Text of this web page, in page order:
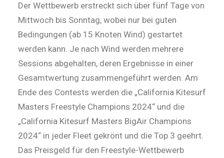
Der Wettbewerb erstreckt sich über fünf Tage von
Mittwoch bis Sonntag, wobei nur bei guten
Bedingungen (ab 15 Knoten Wind) gestartet
werden kann. Je nach Wind werden mehrere
Sessions abgehalten, deren Ergebnisse in einer
Gesamtwertung zusammengeführt werden. Am
Ende des Contests werden die „California Kitesurf
Masters Freestyle Champions 2024“ und die
„California Kitesurf Masters BigAir Champions
2024“ in jeder Fleet gekrönt und die Top 3 geehrt.
Das Preisgeld für den Freestyle-Wettbewerb